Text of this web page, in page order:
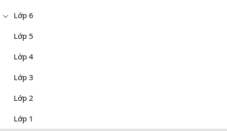
Lớp 6
Lớp 5
Lớp 4
Lớp 3
Lớp 2
Lớp 1